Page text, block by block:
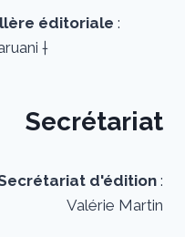
éditoriale :
†
Secrétariat
d'édition:
Valérie Martin